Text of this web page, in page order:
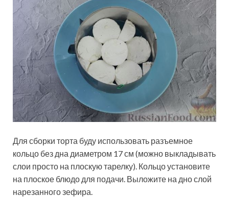
Для сборки торта буду использовать разъемное
кольцо без дна диаметром 17 см (можно выкладывать
слои просто на плоскую тарелку). Кольцо установите
на плоское блюдо для подачи. Выложите на дно слой
нарезанного зефира.